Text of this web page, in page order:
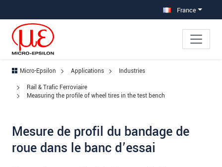
France
Micro-Epsilon Applications
Industries
Rail & Trafic Ferroviaire
Measuring the profile of wheel tires in the test bench
Mesure de profil du bandage de
roue dans le banc d’essai